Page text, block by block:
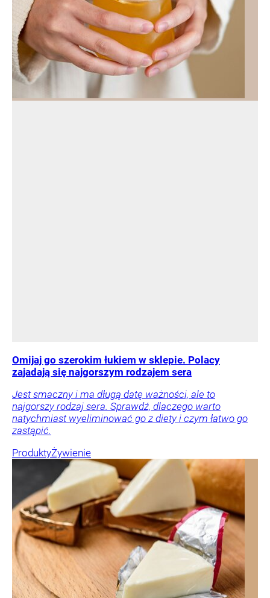
Omijaj go szerokim łukiem w sklepie. Polacy
zajadają się najgorszym rodzajem sera
Jest smaczny i ma długą datę ważności, ale to
najgorszy rodzaj sera. Sprawdź, dlaczego warto
natychmiast wyeliminować go z diety i czym łatwo go
zastąpić.
ProduktyŻywienie